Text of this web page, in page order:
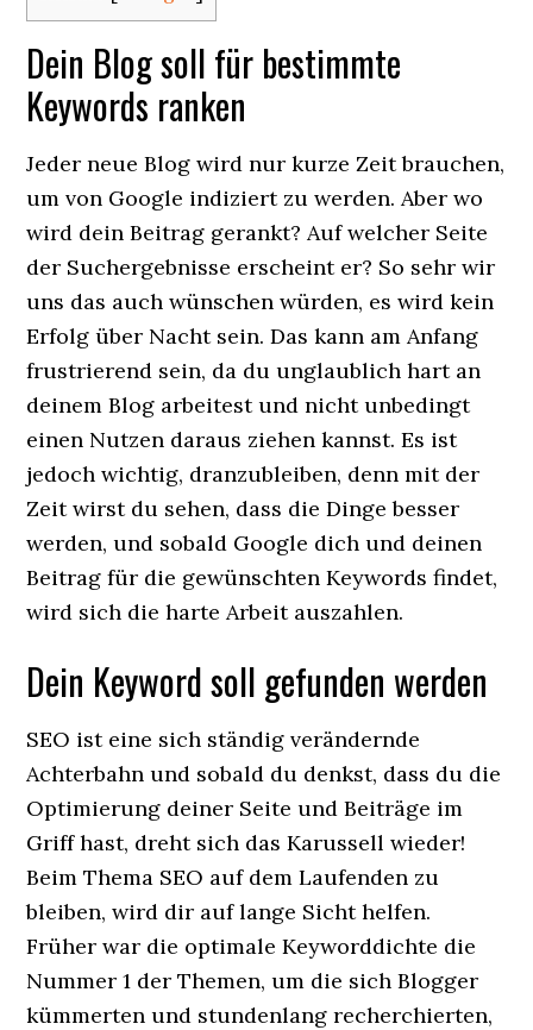
Dein Blog soll für bestimmte
Keywords ranken
Jeder neue Blog wird nur kurze Zeit brauchen,
um von Google indiziert zu werden. Aber wo
wird dein Beitrag gerankt? Auf welcher Seite
der Suchergebnisse erscheint er? So sehr wir
uns das auch wünschen würden, es wird kein
Erfolg über Nacht sein. Das kann am Anfang
frustrierend sein, da du unglaublich hart an
deinem Blog arbeitest und nicht unbedingt
einen Nutzen daraus ziehen kannst. Es ist
jedoch wichtig, dranzubleiben, denn mit der
Zeit wirst du sehen, dass die Dinge besser
werden, und sobald Google dich und deinen
Beitrag für die gewünschten Keywords findet,
wird sich die harte Arbeit auszahlen.
Dein Keyword soll gefunden werden
SEO ist eine sich ständig verändernde
Achterbahn und sobald du denkst, dass du die
Optimierung deiner Seite und Beiträge im
Griff hast, dreht sich das Karussell wieder!
Beim Thema SEO auf dem Laufenden zu
bleiben, wird dir auf lange Sicht helfen.
Früher war die optimale Keyworddichte die
Nummer 1 der Themen, um die sich Blogger
kümmerten und stundenlang recherchierten,